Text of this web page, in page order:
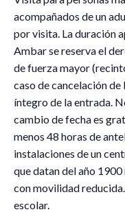
acompañados de un
por visita. La duración
Ambar se reserva el
de fuerza mayor
caso de cancelación
íntegro de la entrada.
cambio de fecha es
menos 48 horas de
instalaciones de un
que datan del año
con movilidad
escolar.